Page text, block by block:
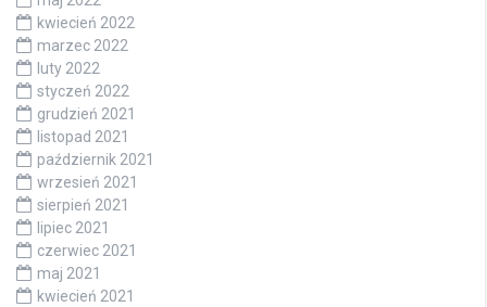
kwiecień 2022
marzec 2022
luty 2022
styczeń 2022
grudzień 2021
listopad 2021
październik 2021
wrzesień 2021
sierpień 2021
lipiec 2021
czerwiec 2021
maj 2021
kwiecień 2021